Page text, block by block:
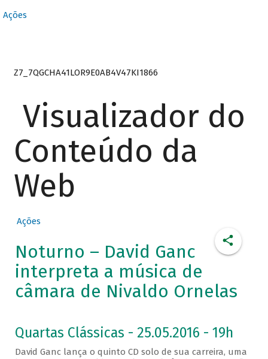
Ações
Z7_7QGCHA41LOR9E0AB4V47KI1866
Visualizador do
Conteúdo da
Web
Ações
Noturno – David Ganc
interpreta a música de
câmara de Nivaldo Ornelas
Quartas Clássicas - 25.05.2016 - 19h
David Ganc lança o quinto CD solo de sua carreira, uma